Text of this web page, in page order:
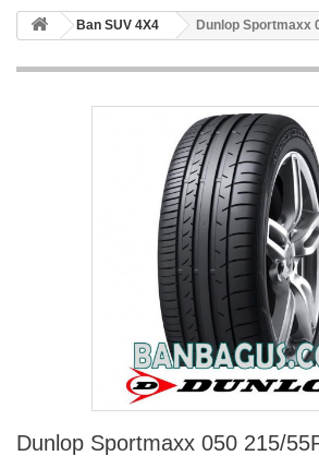
Ban SUV 4X4 Dunlop Sportmaxx
Dunlop Sportmaxx 050 215/